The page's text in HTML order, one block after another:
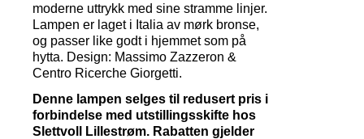
moderne uttrykk med sine stramme linjer.
Lampen er laget i Italia av mørk bronse,
og passer like godt i hjemmet som på
hytta. Design: Massimo Zazzeron &
Centro Ricerche Giorgetti.
Denne lampen selges til redusert pris i
forbindelse med utstillingsskifte hos
Slettvoll Lillestrøm. Rabatten gjelder